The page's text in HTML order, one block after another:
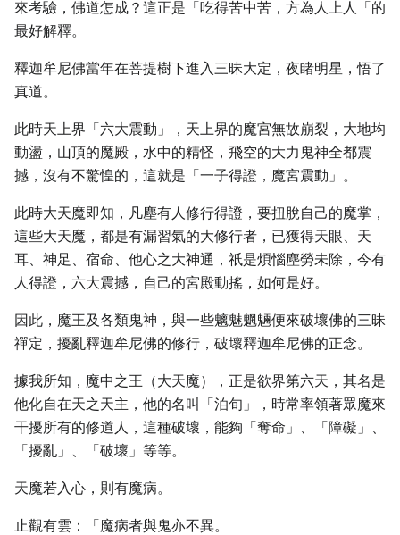
來考驗，佛道怎成？這正是「吃得苦中苦，方為人上人「的
最好解釋。
釋迦牟尼佛當年在菩提樹下進入三昧大定，夜睹明星，悟了
真道。
此時天上界「六大震動」，天上界的魔宮無故崩裂，大地均
動盪，山頂的魔殿，水中的精怪，飛空的大力鬼神全都震
撼，沒有不驚惶的，這就是「一子得證，魔宮震動」。
此時大天魔即知，凡塵有人修行得證，要扭脫自己的魔掌，
這些大天魔，都是有漏習氣的大修行者，已獲得天眼、天
耳、神足、宿命、他心之大神通，祇是煩惱塵勞未除，今有
人得證，六大震撼，自己的宮殿動搖，如何是好。
因此，魔王及各類鬼神，與一些魑魅魍魎便來破壞佛的三昧
禪定，擾亂釋迦牟尼佛的修行，破壞釋迦牟尼佛的正念。
據我所知，魔中之王（大天魔），正是欲界第六天，其名是
他化自在天之天主，他的名叫「泊旬」，時常率領著眾魔來
干擾所有的修道人，這種破壞，能夠「奪命」、「障礙」、
「擾亂」、「破壞」等等。
天魔若入心，則有魔病。
止觀有雲：「魔病者與鬼亦不異。